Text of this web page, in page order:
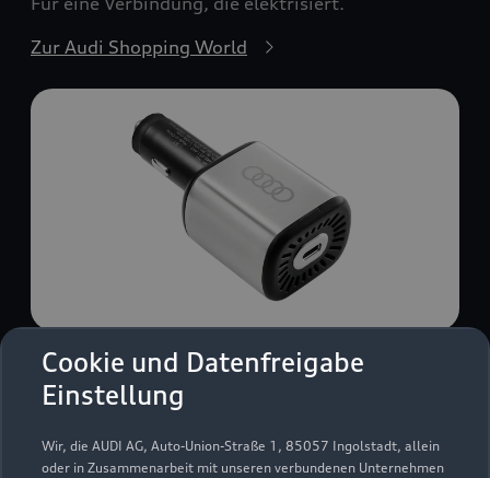
Cookie und Datenfreigabe
Einstellung
Wir, die AUDI AG, Auto-Union-Straße 1, 85057 Ingolstadt, allein
oder in Zusammenarbeit mit unseren verbundenen Unternehmen
Zur Audi Shopping World
USB Power-Ladegerät
USB Power-Ladegerät für schnelles und
komfortables Laden von Mobiltelefonen, Tablets
oder Laptops.